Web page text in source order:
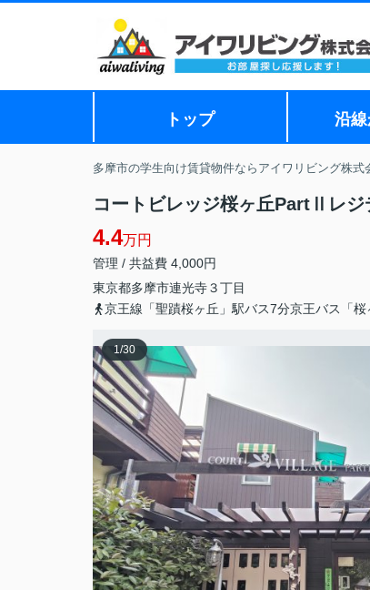
トップ 沿
多摩市の学生向け賃貸物件ならアイワリビング株式
コートビレッジ桜ヶ丘PartⅡレジ
4.4万円
管理 / 共益費 4,000円
東京都多摩市連光寺３丁目
京王線「聖蹟桜ヶ丘」駅バス7分京王バス「
1/30